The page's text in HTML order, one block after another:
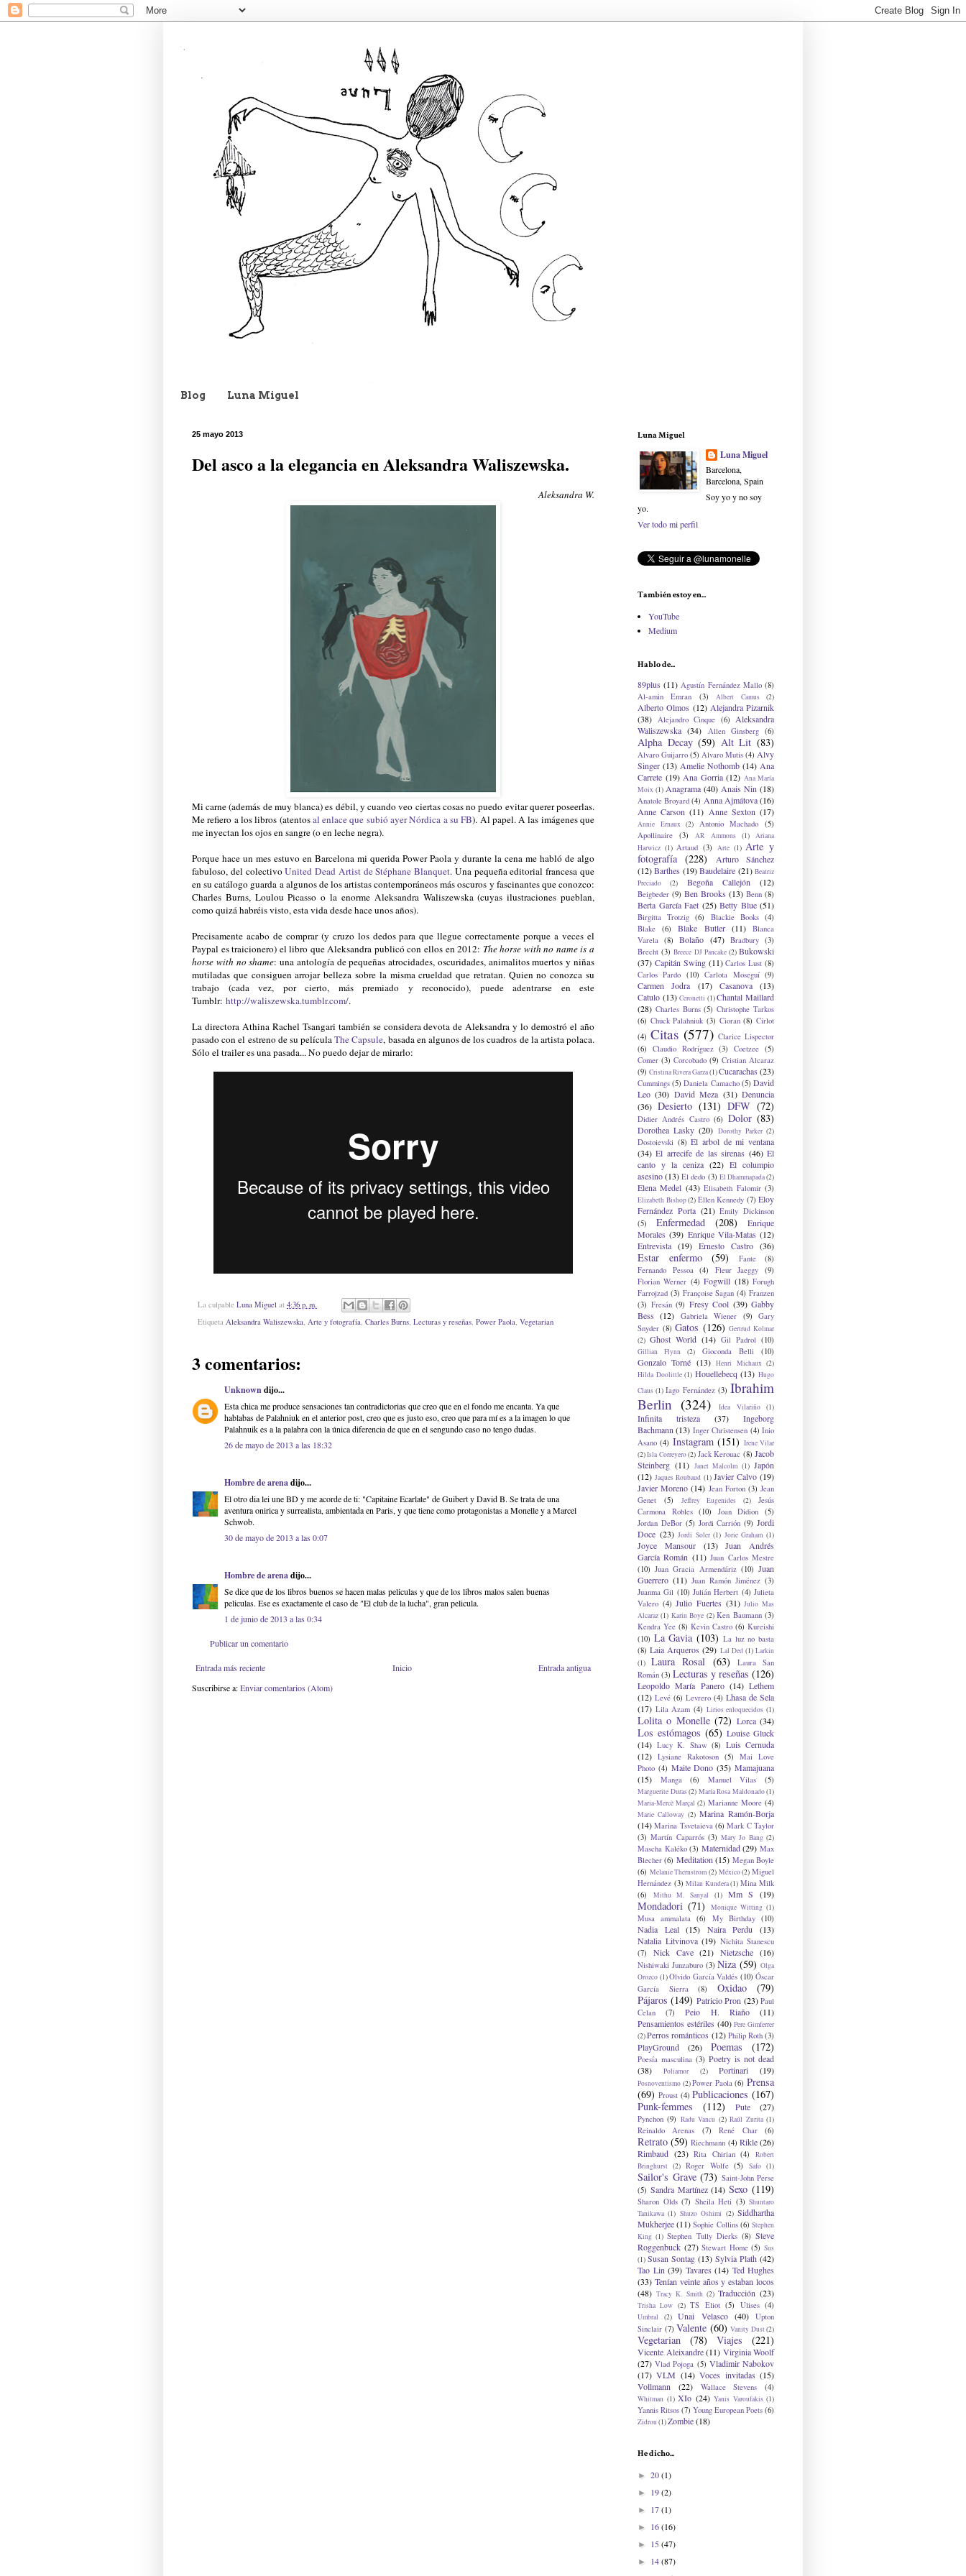
Blog Luna Miguel
25 mayo 2013
Del asco a la elegancia en Aleksandra Waliszewska.
Aleksandra W.
Mi carne (además de muy blanca) es débil, y cuando veo ciertas cosas no puedo evitar querer poseerlas.
Me refiero a los libros (atentosal enlace que subió ayer Nórdica a su FB). Al papel. A las imágenes que
me inyectan los ojos en sangre (o en leche negra).
Porque hace un mes estuvo en Barcelona mi querida Power Paola y durante la cena me habló de algo
fabuloso, del colectivoUnited Dead Artist de Stéphane Blanquet. Una pequeña editorial francesa que
en su catálogo guarda a algunos de los artistas contemporáneos más oscuros y fascinantes que conozco:
Charles Burns, Loulou Picasso o la enorme Aleksandra Waliszewska (cuyas ilustraciones pueblan,
como quizá habréis visto, esta vida desde hace unos años).
Precisamente acabo de comprar (y cruzo los dedos para que llegue correctamente porque a veces el
Paypal es traicionero) el libro que Aleksandra publicó con ellos en 2012: The horse with no name is a
horse with no shame: una antología de pequeñas atrocidades, oscuridades, animalitos muertos y niñas
mutiladas que consiguen arrojar belleza sobre la misma crueldad que retratan. Quien no conozca su
trabajo (cada vez, por cierto, más premiado y reconocido), puede adentrarse en este
Tumblr: http://waliszewska.tumblr.com/.
La directora Athina Rachel Tsangari también se considera devota de Aleksandra y lo demostró el año
pasado con el estreno de su películaThe Capsule, basada en algunos de los cuadros de la artista polaca.
Sólo el trailer es una pasada... No puedo dejar de mirarlo:
La culpable Luna Miguel at 4:36 p. m.
Etiqueta Aleksandra Waliszewska, Arte y fotografía, Charles Burns, Lecturas y reseñas, Power Paola, Vegetarian
3 comentarios:
Unknowndijo...
Esta chica me produce sensaciones tan contradictorias que creo que en el fondo me encanta. Ya que
hablabas de Palahniuk en el anterior post, creo que es justo eso, creo que para mí es a la imagen lo que
Palahnuik es a la palabra con la única diferencia de que en el sengundo caso no tengo dudas.
26 de mayo de 2013 a las 18:32
Hombre de arenadijo...
El otro dia lei une BD y me acorde de ti: "Capitaine Ecarlate" de Guibert y David B. Se trata de una
aventura onirica y surrealista, ambientada en Paris, y que tiene como protagonistas a Monelle y a Marcel
Schwob.
30 de mayo de 2013 a las 0:07
Hombre de arenadijo...
Se dice que de los libros buenos se hacen malas peliculas y que de los libros malos salen buenas
peliculas. Ese es exactamente el caso de "El club de la lucha", gran pelicula.
1 de junio de 2013 a las 0:34
Publicar un comentario
Entrada más reciente Entrada antigua
Inicio
Suscribirse a:Enviar comentarios (Atom)
Luna Miguel
Luna Miguel
Barcelona,
Barcelona, Spain
Soy yo y no soy
yo.
Ver todo mi perfil
También estoy en...
YouTube
Medium
Hablo de...
89plus (11) Agustín Fernández Mallo (8)
Al-amin Emran
(3) Albert Camus (2)
Alberto Olmos (12) Alejandra Pizarnik
(38)
Alejandro Cinque (6)
Aleksandra
Waliszewska (34) Allen Ginsberg (6)
Alpha Decay (59) Alt Lit (83)
Alvaro Guijarro (5) Alvaro Mutis (4) Alvy
Singer (13) Amelie Nothomb (14) Ana
Carrete (19) Ana Gorria (12) Ana María
Moix (1) Anagrama (40) Anais Nin (18)
Anatole Broyard (4) Anna Ajmátova (16)
Anne Carson (11) Anne Sexton (17)
Annie Ernaux (2) Antonio Machado
(5)
Apollinaire
(3) AR Ammons (1)
Ariana
Harwicz (1) Artaud (3) Arte (1) Arte y
fotografía (228)
Arturo Sánchez
(12) Barthes (19) Baudelaire (21) Beatriz
Preciado
(2) Begoña Callejón (12)
Beigbeder (9) Ben Brooks (13) Benn (8)
Berta García Faet (25) Betty Blue (51)
Birgitta Trotzig (6) Blackie Books (4)
Blake
(6) Blake Butler (11)
Blanca
Varela
(8) Bolaño (47) Bradbury (3)
Brecht (3) Breece DJ Pancake (2) Bukowski
(37) Capitán Swing (11) Carlos Lust (8)
Carlos Pardo (10) Carlota Moseguí (9)
Carmen Jodra (17) Casanova
(13)
Catulo (13) Ceronetti (1) Chantal Maillard
(28) Charles Burns (5) Christophe Tarkos
(6) Chuck Palahniuk (3) Cioran (8) Cirlot
(4) Citas (577) Clarice Lispector
(6)
Claudio Rodríguez (3) Coetzee (5)
Comer (3) Corcobado (9) Cristian Alcaraz
(9) Cristina Rivera Garza(1)Cucarachas (23)
Cummings (5) Daniela Camacho (5) David
Leo (30) David Meza (31) Denuncia
(36) Desierto (131) DFW (72)
Didier Andrés Castro (6) Dolor (83)
Dorothea Lasky (20) Dorothy Parker (2)
Dostoievski (8) El arbol de mi ventana
(34) El arrecife de las sirenas (46) El
canto y la ceniza (22) El columpio
asesino(13) El dedo (3) El Dhammapada(2)
Elena Medel (43) Elisabeth Falomir (3)
Elizabeth Bishop(2) Ellen Kennedy (7) Eloy
Fernández Porta (21) Emily Dickinson
(5)
Enfermedad (208)
Enrique
Morales (39) Enrique Vila-Matas (12)
Entrevista (19) Ernesto Castro (36)
Estar enfermo (59) Fante
(8)
Fernando Pessoa
(4) Fleur Jaeggy
(9)
Florian Werner (4) Fogwill (18) Forugh
Farrojzad (3) Françoise Sagan (4) Franzen
(3) Fresán (9) Fresy Cool (39) Gabby
Bess (12) Gabriela Wiener (9)
Gary
Snyder (8) Gatos (126) Gertrud Kolmar
(2) Ghost World (14) Gil Padrol (10)
Gillian Flynn (2) Gioconda Belli (10)
Gonzalo Torné (13) Henri Michaux (2)
Hilda Doolittle (1) Houellebecq (13) Hugo
Claus (1) Iago Fernández (3) Ibrahim
Berlin (324) Idea Vilariño (1)
Infinita tristeza (37)
Ingeborg
Bachmann (13) Inger Christensen (4) Inio
Asano (4) Instagram (151) Irene Vilar
(2)Isla Correyero(2) Jack Kerouac (8) Jacob
Steinberg (11) Janet Malcolm (1) Japón
(12) Jaques Roubaud (1) Javier Calvo (19)
Javier Moreno (14) Jean Forton (3) Jean
Genet
(5) Jeffrey Eugenides (2)
Jesús
Carmona Robles
(10) Joan Didion
(5)
Jordan DeBor (5) Jordi Carrión (9) Jordi
Doce (23) Jordi Soler (1) Jorie Graham (1)
Joyce Mansour (13)
Juan Andrés
García Román (11) Juan Carlos Mestre
(10) Juan Gracia Armendáriz (10) Juan
Guerrero (11) Juan Ramón Jiménez (3)
Juanma Gil (10) Julián Herbert (4) Julieta
Valero (4) Julio Fuertes (31) Julio Mas
Alcaraz (1) Karin Boye (2) Ken Baumann (3)
Kendra Yee (8) Kevin Castro (6) Kureishi
(10) La Gavia (103) La luz no basta
(8) Laia Arqueros (29) Lal Ded (1) Larkin
(1)
Laura Rosal (63)
Laura San
Román (3) Lecturas y reseñas (126)
Leopoldo María Panero (14) Lethem
(12) Levé (6) Levrero (4) Lhasa de Sela
(17) Lila Azam (4) Lirios enloquecidos (1)
Lolita o Monelle (72) Lorca (34)
Los estómagos (65) Louise Gluck
(14) Lucy K. Shaw (8) Luis Cernuda
(12) Lysiane Rakotoson (5)
Mai Love
Photo (4) Maite Dono (35) Mamajuana
(15)
Manga (6) Manuel Vilas (5)
Marguerite Duras(2) María Rosa Maldonado(1)
Maria-Mercè Marçal (2) Marianne Moore (4)
Marie Calloway (2) Marina Ramón-Borja
(14) Marina Tsvetaieva (6) Mark C Taylor
(3) Martín Caparrós (3) Mary Jo Bang (2)
Mascha Kaléko (3) Maternidad (29) Max
Blecher (6) Meditation (15) Megan Boyle
(6) Melanie Thernstrom (2) México (2) Miguel
Hernández (3) Milan Kundera(1) Mina Milk
(6)
Mithu M. Sanyal (1) Mm S (19)
Mondadori (71) Monique Witting (1)
Musa ammalata (6) My Birthday (10)
Nadia Leal (15) Naira Perdu
(13)
Natalia Litvinova (19) Nichita Stanescu
(7)
Nick Cave (21) Nietzsche (16)
Nishiwaki Junzaburo (3) Niza (59) Olga
Orozco (1)Olvido García Valdés (10) Óscar
García Sierra
(8) Oxidao
(79)
Pájaros (149) Patricio Pron (23) Paul
Celan
(7) Peio H. Riaño
(11)
Pensamientos estériles (40) Pere Gimferrer
(2)Perros románticos (12) Philip Roth (3)
PlayGround (26) Poemas (172)
Poesía masculina (3) Poetry is not dead
(38)
Poliamor (2) Portinari (19)
Posnoventismo (2) Power Paola (6) Prensa
(69) Proust (4) Publicaciones (167)
Punk-femmes
(112) Pute (27)
Pynchon (9) Radu Vancu (2) Raúl Zurita (1)
Reinaldo Arenas (7) René Char (6)
Retrato (59) Riechmann (4) Rikle (26)
Rimbaud (23) Rita Chirian (4)
Robert
Bringhurst (2) Roger Wolfe (5) Safo (1)
Sailor's Grave (73) Saint-John Perse
(5) Sandra Martínez (14) Sexo (119)
Sharon Olds (7) Sheila Heti (3) Shuntaro
Tanikawa (1) Shuzo Oshimi (2) Siddhartha
Mukherjee (11) Sophie Collins (6) Stephen
King (1) Stephen Tully Dierks (8) Steve
Roggenbuck (27) Stewart Home (5) Sus
(1) Susan Sontag (13) Sylvia Plath (42)
Tao Lin (39) Tavares (14) Ted Hughes
(33) Tenían veinte años y estaban locos
(48) Tracy K. Smith (2) Traducción (23)
Trisha Low (2) TS Eliot (5) Ulises (4)
Umbral (2) Unai Velasco (40)
Upton
Sinclair (7) Valente (60) Vanity Dust(2)
Vegetarian (78) Viajes (221)
Vicente Aleixandre (11) Virginia Woolf
(27) Vlad Pojoga (5) Vladimir Nabokov
(17) VLM (14) Voces invitadas (15)
Vollmann
(22) Wallace Stevens (4)
Whitman (1) XIo (24) Yanis Varoufakis (1)
Yannis Ritsos (7) Young European Poets (6)
Zidrou(1)Zombie(18)
He dicho...
► 20(1)
► 19(2)
► 17(1)
► 16(16)
► 15(47)
► 14(87)